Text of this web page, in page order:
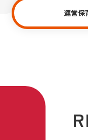
運営保